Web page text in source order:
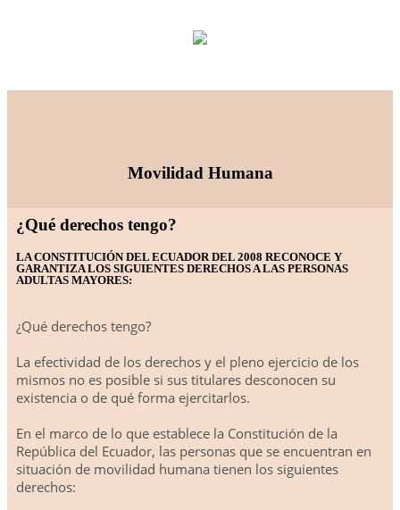
Movilidad Humana
¿Qué derechos tengo?
LA CONSTITUCIÓN DEL ECUADOR DEL 2008 RECONOCE Y
GARANTIZA LOS SIGUIENTES DERECHOS A LAS PERSONAS
ADULTAS MAYORES:
¿Qué derechos tengo?
La efectividad de los derechos y el pleno ejercicio de los
mismos no es posible si sus titulares desconocen su
existencia o de qué forma ejercitarlos.
En el marco de lo que establece la Constitución de la
República del Ecuador, las personas que se encuentran en
situación de movilidad humana tienen los siguientes
derechos: